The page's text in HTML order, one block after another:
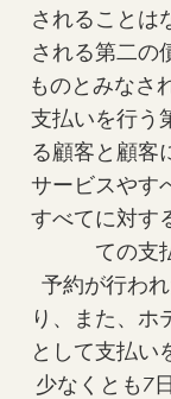
されることは
される第二の
ものとみなさ
支払いを行う
る顧客と顧客
サービスやす
すべてに対す
ての支
予約が行わ
り、また、ホ
として支払い
少なくとも7